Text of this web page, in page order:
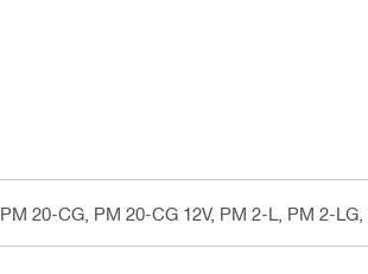
PM 20-CG, PM 20-CG 12V, PM 2-L, PM 2-